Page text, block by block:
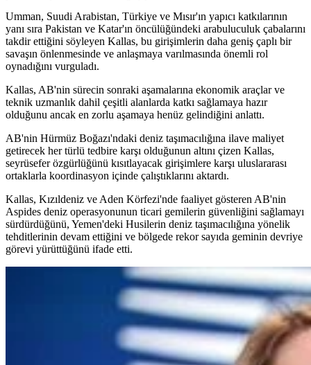
Umman, Suudi Arabistan, Türkiye ve Mısır'ın yapıcı katkılarının
yanı sıra Pakistan ve Katar'ın öncülüğündeki arabuluculuk çabalarını
takdir ettiğini söyleyen Kallas, bu girişimlerin daha geniş çaplı bir
savaşın önlenmesinde ve anlaşmaya varılmasında önemli rol
oynadığını vurguladı.
Kallas, AB'nin sürecin sonraki aşamalarına ekonomik araçlar ve
teknik uzmanlık dahil çeşitli alanlarda katkı sağlamaya hazır
olduğunu ancak en zorlu aşamaya henüz gelindiğini anlattı.
AB'nin Hürmüz Boğazı'ndaki deniz taşımacılığına ilave maliyet
getirecek her türlü tedbire karşı olduğunun altını çizen Kallas,
seyrüsefer özgürlüğünü kısıtlayacak girişimlere karşı uluslararası
ortaklarla koordinasyon içinde çalıştıklarını aktardı.
Kallas, Kızıldeniz ve Aden Körfezi'nde faaliyet gösteren AB'nin
Aspides deniz operasyonunun ticari gemilerin güvenliğini sağlamayı
sürdürdüğünü, Yemen'deki Husilerin deniz taşımacılığına yönelik
tehditlerinin devam ettiğini ve bölgede rekor sayıda geminin devriye
görevi yürüttüğünü ifade etti.